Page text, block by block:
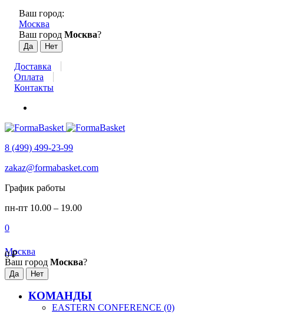
Ваш город:
Москва
Ваш город Москва?
Доставка
Оплата
Контакты
8 (499) 499-23-99
zakaz@formabasket.com
График работы
пн-пт 10.00 – 19.00
0
0₽
Москва
Ваш город Москва?
КОМАНДЫ
EASTERN CONFERENCE (0)